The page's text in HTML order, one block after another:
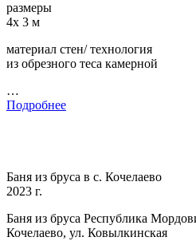
размеры
4х 3 м
материал стен/ технология
из обрезного теса камерной
…
Подробнее
Баня из бруса в с. Кочелаево
2023 г.
Баня из бруса Республика
Кочелаево, ул. Ковылкинская